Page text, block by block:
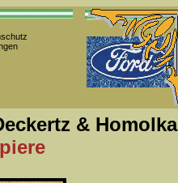
& Homolka